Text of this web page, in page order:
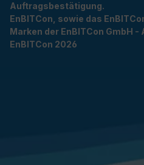
Auftragsbestätigung.
EnBITCon, sowie das
Marken der EnBITCon GmbH
EnBITCon 2026